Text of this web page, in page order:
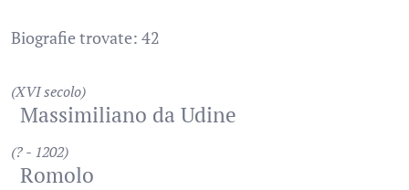
Biografie trovate: 42
(XVI secolo)
Massimiliano da Udine
(? - 1202)
Romolo